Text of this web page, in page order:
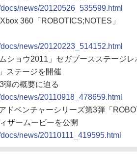
news/20120526_535599.html
360「ROBOTICS;NOTES」
news/20120223_514152.html
ショウ2011」セガブースステージレ
ステージを開催
弾の概要に迫る
news/20110918_478659.html
ドベンチャーシリーズ第3弾「
ザームービーを公開
news/20110111_419595.html